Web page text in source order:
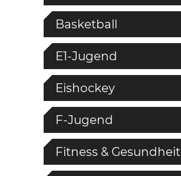
Basketball
E1-Jugend
Eishockey
F-Jugend
Fitness & Gesundheit